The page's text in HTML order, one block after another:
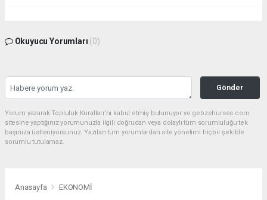
Okuyucu Yorumları (0)
Gönder
Yorum yazarak Topluluk Kuralları’nı kabul etmiş bulunuyor ve gebzehurses.com
sitesine yaptığınız yorumunuzla ilgili doğrudan veya dolaylı tüm sorumluluğu tek
başınıza üstleniyorsunuz. Yazılan tüm yorumlardan site yönetimi hiçbir şekilde
sorumlu tutulamaz.
Anasayfa EKONOMİ